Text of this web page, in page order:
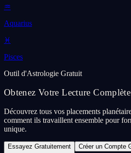
♒
Aquarius
♓
Pisces
Outil d'Astrologie Gratuit
Obtenez Votre Lecture Complète
Découvrez tous vos placements
comment ils travaillent ensemble pour
unique.
Essayez Gratuitement Créer un Compte